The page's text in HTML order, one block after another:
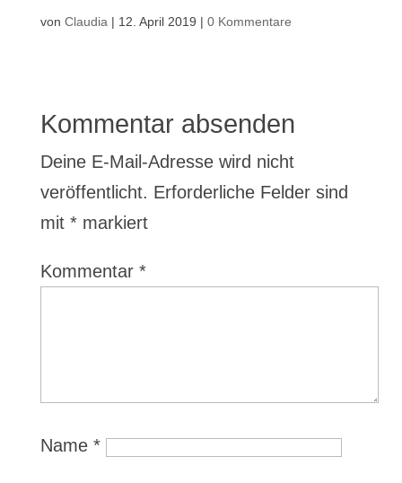
von Claudia | 12. April 2019 | 0 Kommentare
Kommentar absenden
Deine E-Mail-Adresse wird nicht
veröffentlicht. Erforderliche Felder sind
mit *markiert
Kommentar *
Name *